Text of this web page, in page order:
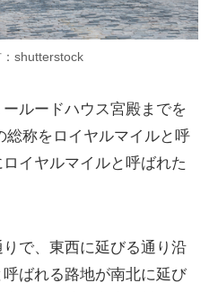
shutterstock
ルードハウス宮殿までを
総称をロイヤルマイルと呼
イヤルマイルと呼ばれた
りで、東西に延びる通り沿
ばれる路地が南北に延び